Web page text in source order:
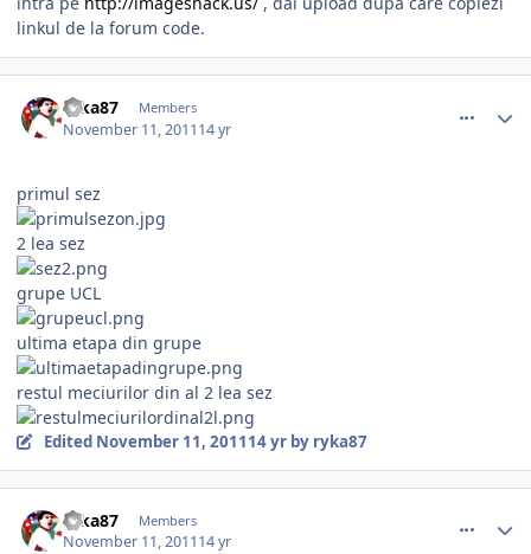
linkul de la forum code.
ryka87 Members
November 11, 201114 yr
primul sez
2 lea sez
grupe UCL
ultima etapa din grupe
restul meciurilor din al 2 lea sez
Edited November 11, 201114 yrby ryka87
ryka87 Members
November 11, 201114 yr